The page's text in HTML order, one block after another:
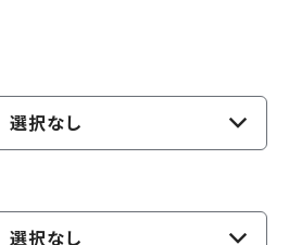
選択なし
選択なし